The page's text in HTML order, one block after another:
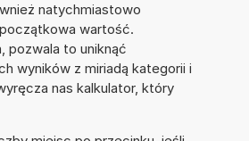
natychmiastowo
wartość.
pozwala to uniknąć
wyników z miriadą kategorii i
nas kalkulator, który